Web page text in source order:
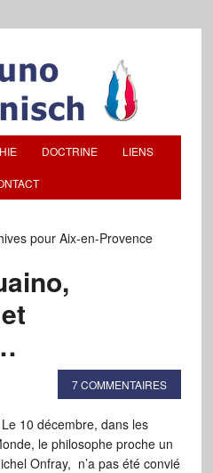
DOCTRINE LIENS
pour Aix-en-Provence
7 COMMENTAIRES
Le 10 décembre, dans les
le philosophe proche un
Onfray, n’a pas été convié